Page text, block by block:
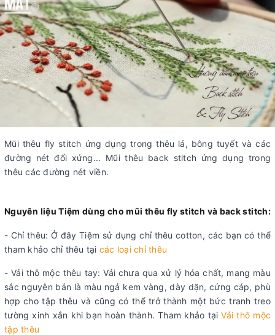
Mũi thêu fly stitch ứng dụng trong thêu lá, bông tuyết và các
đường nét đối xứng... Mũi thêu back stitch ứng dụng trong
thêu các đường nét viền.
Nguyên liệu Tiệm dùng cho mũi thêu fly stitch và back stitch:
- Chỉ thêu: Ở đây Tiệm sử dụng chỉ thêu cotton, các bạn có thể
tham khảo chỉ thêu tại các loại chỉ thêu
- Vải thô mộc thêu tay: Vải chưa qua xử lý hóa chất, mang màu
sắc nguyên bản là màu ngả kem vàng, dày dặn, cứng cáp, phù
hợp cho tập thêu và cũng có thể trở thành một bức tranh treo
tường xinh xắn khi bạn hoàn thành. Tham khảo tạiVải thô mộc
tập thêu